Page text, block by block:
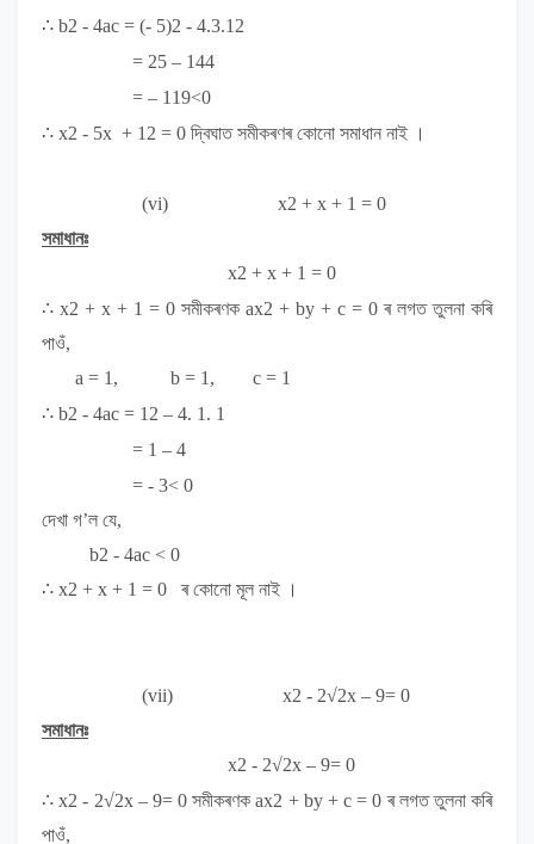
∴ b2 - 4ac = (- 5)2 - 4.3.12
= 25 – 144
= – 119<0
∴ x2 - 5x + 12 = 0 দ্বিঘাত সমীকৰণৰ কোনো সমাধান নাই ।
(vi) x2 + x + 1 = 0
সমাধানঃ
x2 + x + 1 = 0
∴ x2 + x + 1 = 0 সমীকৰণক ax2 + by + c = 0ৰ লগত তুলনা কৰি
পাওঁ,
a = 1, b = 1, c = 1
∴ b2 - 4ac = 1 2 – 4. 1. 1
= 1 – 4
= - 3< 0
দেখা গ’ল যে,
b2 - 4ac < 0
∴ x2 + x + 1 = 0 ৰ কোনো মূল নাই ।
(vii) x2 - 2√2x – 9= 0
সমাধানঃ
x2 - 2√2x – 9= 0
∴ x2- 2√2x – 9= 0সমীকৰণকax2 + by + c = 0ৰ লগত তুলনা কৰি
পাওঁ,